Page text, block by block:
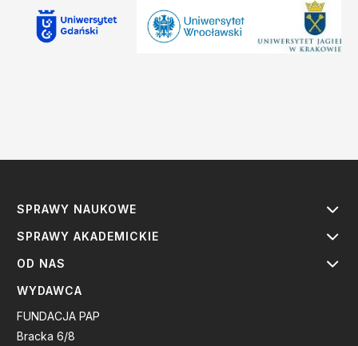
SPRAWY NAUKOWE
SPRAWY AKADEMICKIE
OD NAS
WYDAWCA
FUNDACJA PAP
Bracka 6/8